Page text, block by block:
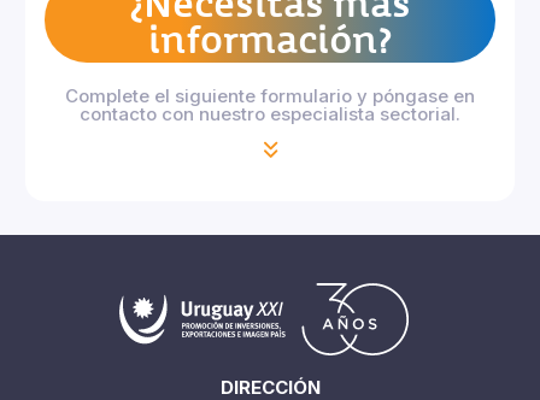
información?
Complete el siguiente formulario y póngase en
contacto con nuestro especialista sectorial.
DIRECCIÓN